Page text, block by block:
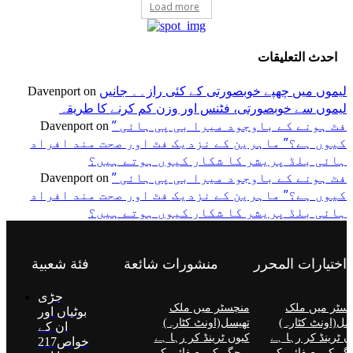
Load more
احدث التعليقات
Davenport on لیموں میں چھپے خوبصورتی کے کئی راز۔۔ جانیں
لیموں سے خوبصورتی، فٹنس اور وزن کم کرنے کا طریقہ
Davenport on ” فٹ ہونے کے باوجود میرا بی پی ہائی
کیوں ہے؟” ماہرین کے نزدیک فٹ اور صحت مند افراد
ہائی بلڈ پریشر کا شکار کیوں ہوتے ہیں؟
Davenport on ” فٹ ہونے کے باوجود میرا بی پی ہائی
کیوں ہے؟” ماہرین کے نزدیک فٹ اور صحت مند افراد
ہائی بلڈ پریشر کا شکار کیوں ہوتے ہیں؟
اختيارات المحرر
میں ملک
کٹارہ)
ٹرینڈ کر رہا ہے
منشورات شائعة
منچسٹر میں ملک
تھیسل(اونٹ کٹارہ)
کیوں ٹرینڈ کر رہا ہے
فئة شعبية
جڑی
بوٹیاں اور
ان کے
خواص217